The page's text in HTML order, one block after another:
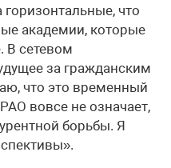
что
академии, которые
В сетевом
за гражданским
что это временный
вовсе не означает,
борьбы. Я